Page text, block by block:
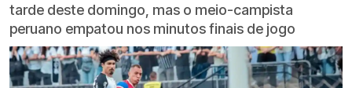
tarde deste domingo, mas o meio-campista
peruano empatou nos minutos finais de jogo